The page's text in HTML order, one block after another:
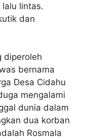
lintas.
dan
diperoleh
bernama
Desa Cidahu
mengalami
dunia dalam
dua korban
Rosmala